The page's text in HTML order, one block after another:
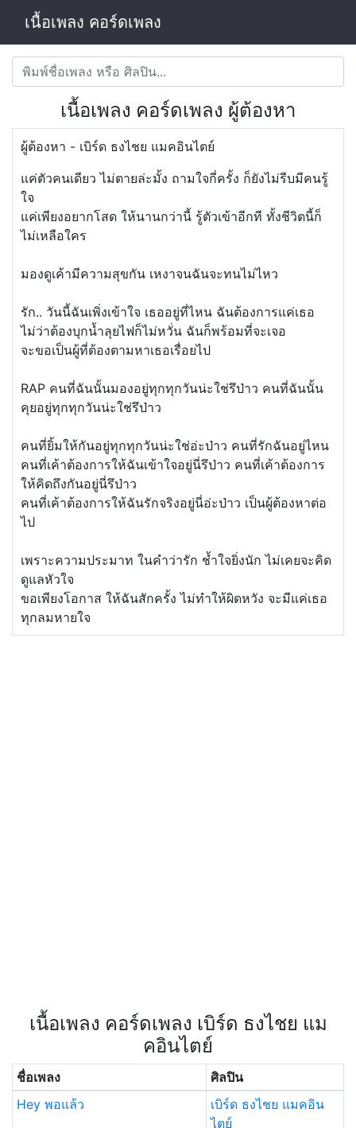
เนื้อเพลง คอร์ดเพลง
เนื้อเพลง คอร์ดเพลง ผู้ต้องหา
ผู้ต้องหา - เบิร์ด ธงไชย แมคอินไตย์
แค่ตัวคนเดียว ไม่ตายล่ะมั้ง ​​ถามใจกี่ครั้ง ก็ยังไม่รีบมีคนรู้
ใจ
​แค่เพียงอยากโสด ให้นานกว่านี้ ​รู้ตัวเข้าอีกที ทั้งชีวิตนี้ก็
ไม่เหลือใคร
มองดูเค้ามีความสุขกัน เหงาจนฉันจะทนไม่ไหว
รัก.. วันนี้ฉันเพิ่งเข้าใจ เธออยู่ที่ไหน ฉันต้องการแค่เธอ
ไม่ว่าต้องบุกน้ำลุยไฟก็ไม่หวั่น ฉันก็พร้อมที่จะเจอ
จะขอเป็นผู้ที่ต้องตามหาเธอเรื่อยไป
​RAP ​คนที่ฉันนั้นมองอยู่ทุกทุกวันน่ะใช่รึป่าว​ คนที่ฉันนั้น
คุยอยู่ทุกทุกวันน่ะใช่รึป่าว
คนที่ยิ้มให้กันอยู่ทุกทุกวันน่ะใช่อ่ะป่าว​ คนที่รักฉันอยู่ไหน
คนที่เค้าต้องการให้ฉันเข้าใจอยู่นี่รึป่าว​ คนที่เค้าต้องการ
ให้คิดถึงกันอยู่นี่รึป่าว
​คนที่เค้าต้องการให้ฉันรักจริงอยู่นี่อ่ะป่าว​ เป็นผู้ต้องหาต่อ
ไป
เพราะความประมาท ในคำว่ารัก​ ช้ำใจยิ่งนัก ไม่เคยจะคิด
ดูแลหัวใจ
ขอเพียงโอกาส ให้ฉันสักครั้ง ​ไม่ทำให้ผิดหวัง จะมีแค่เธอ
ทุกลมหายใจ
เนื้อเพลง คอร์ดเพลง เบิร์ด ธงไชย แม
คอินไตย์
ชื่อเพลง
ศิลปิน
Hey พอแล้ว
เบิร์ด ธงไชย แมคอิน
ไตย์